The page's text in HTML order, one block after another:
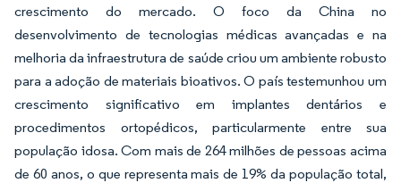
crescimento do mercado. O foco da China no
desenvolvimento de tecnologias médicas avançadas e na
melhoria da infraestrutura de saúde criou um ambiente robusto
para a adoção de materiais bioativos. O país testemunhou um
crescimento significativo em implantes dentários e
procedimentos ortopédicos, particularmente entre sua
população idosa. Com mais de 264 milhões de pessoas acima
de 60 anos, o que representa mais de 19% da população total,